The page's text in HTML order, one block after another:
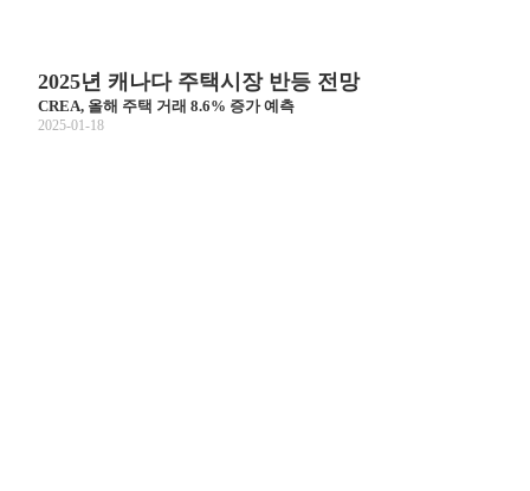
2025년 캐나다 주택시장 반등 전망
CREA, 올해 주택 거래 8.6% 증가 예측
2025-01-18